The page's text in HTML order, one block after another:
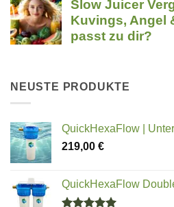
NEUSTE PRODUKTE
QuickHexaFlow |
219,00 €
QuickHexaFlow